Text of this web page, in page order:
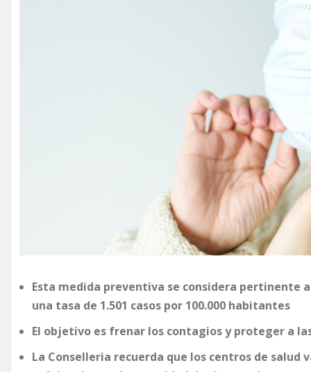
Esta medida preventiva se considera pertinente
una tasa de 1.501 casos por 100.000 habitantes
El objetivo es frenar los contagios y proteger a
La Conselleria recuerda que los centros de